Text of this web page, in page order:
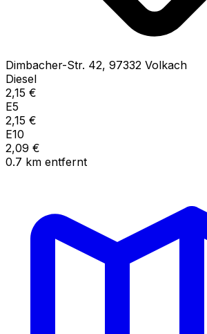
Dimbacher-Str. 42, 97332 Volkach
Diesel
2,15 €
E5
2,15 €
E10
2,09 €
0.7 km entfernt